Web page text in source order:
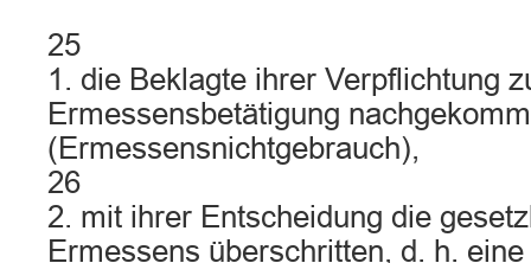
25
1. die Beklagte ihrer Verpflichtung
Ermessensbetätigung
(Ermessensnichtgebrauch),
26
2. mit ihrer Entscheidung die
Ermessens überschritten, d. h.